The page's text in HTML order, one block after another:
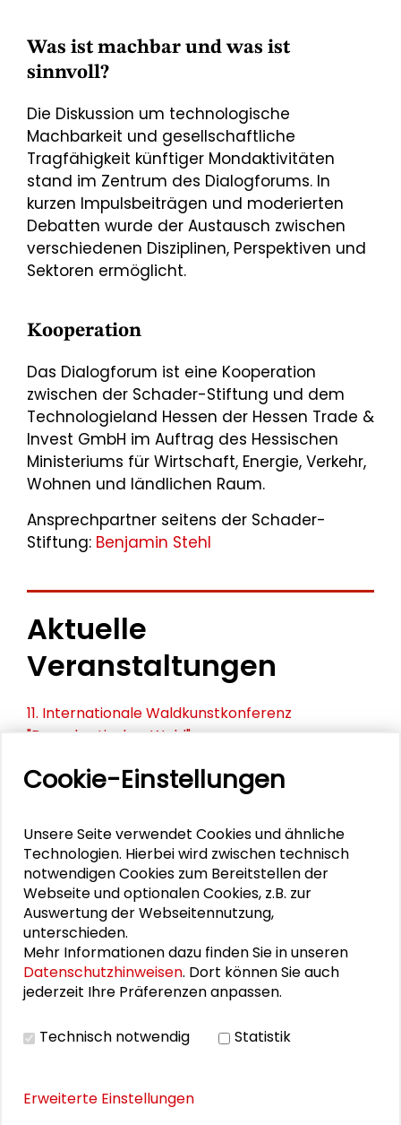
Was ist machbar und was ist
sinnvoll?
Die Diskussion um technologische
Machbarkeit und gesellschaftliche
Tragfähigkeit künftiger Mondaktivitäten
stand im Zentrum des Dialogforums. In
kurzen Impulsbeiträgen und moderierten
Debatten wurde der Austausch zwischen
verschiedenen Disziplinen, Perspektiven und
Sektoren ermöglicht.
Kooperation
Das Dialogforum ist eine Kooperation
zwischen der Schader-Stiftung und dem
Technologieland Hessen der Hessen Trade &
Invest GmbH im Auftrag des Hessischen
Ministeriums für Wirtschaft, Energie, Verkehr,
Wohnen und ländlichen Raum.
Ansprechpartner seitens der Schader-
Stiftung: Benjamin Stehl
Aktuelle
Veranstaltungen
11. Internationale Waldkunstkonferenz
"Demokratischer Wald"
Schlüsseltexte für die Wirtschaft von morgen
Dialog
Schader-Festival 2026
25. Runder Tisch Wissenschaftsstadt Darmstadt
DOWNLOADS
Programmflyer
Cookie-Einstellungen
Unsere Seite verwendet Cookies und ähnliche
Technologien. Hierbei wird zwischen technisch
notwendigen Cookies zum Bereitstellen der
Webseite und optionalen Cookies, z.B. zur
Auswertung der Webseitennutzung,
unterschieden.
Mehr Informationen dazu finden Sie in unseren
Datenschutzhinweisen. Dort können Sie auch
jederzeit Ihre Präferenzen anpassen.
Technisch notwendig Statistik
Erweiterte Einstellungen